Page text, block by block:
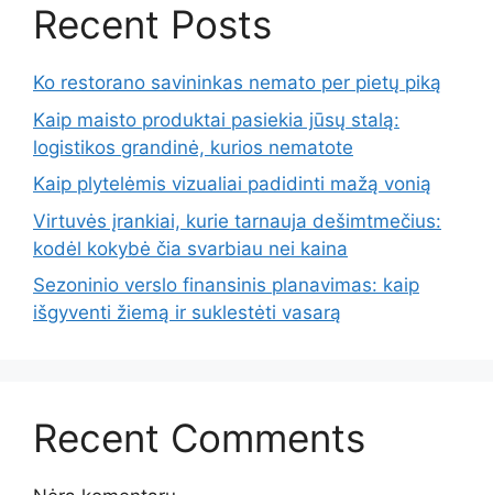
Recent Posts
Ko restorano savininkas nemato per pietų piką
Kaip maisto produktai pasiekia jūsų stalą:
logistikos grandinė, kurios nematote
Kaip plytelėmis vizualiai padidinti mažą vonią
Virtuvės įrankiai, kurie tarnauja dešimtmečius:
kodėl kokybė čia svarbiau nei kaina
Sezoninio verslo finansinis planavimas: kaip
išgyventi žiemą ir suklestėti vasarą
Recent Comments